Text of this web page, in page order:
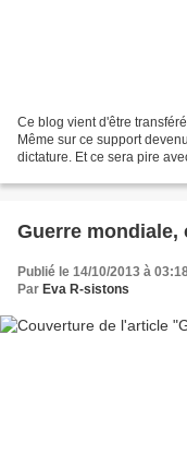
Ce blog vient d'être
Même sur ce support
dictature. Et ce sera pire
Guerre mondiale,
Publié le 14/10/2013 à
Par Eva R-sistons